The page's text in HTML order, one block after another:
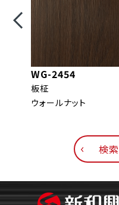
WG-2454
板柾
ウォールナット
検